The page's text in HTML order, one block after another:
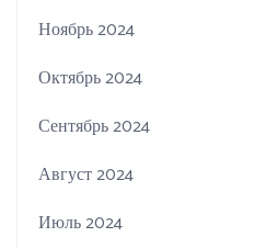
Ноябрь 2024
Октябрь 2024
Сентябрь 2024
Август 2024
Июль 2024